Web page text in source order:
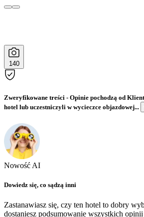
140
Zweryfikowane treści - Opinie pochodzą od
hotel lub uczestniczyli w wycieczce objazdowej...
Nowość AI
Dowiedz się, co sądzą inni
Zastanawiasz się, czy ten hotel to dobry
dostaniesz podsumowanie wszystkich